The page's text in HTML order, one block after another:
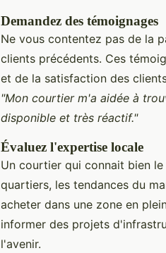
Demandez des témoignages
Ne vous contentez pas de la
clients précédents. Ces
et de la satisfaction des
"Mon courtier m'a aidée à
disponible et très réactif."
Évaluez l'expertise locale
Un courtier qui connait bien
quartiers, les tendances du
acheter dans une zone en
informer des projets
l'avenir.